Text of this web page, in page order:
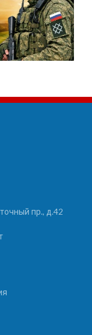
пр., д.42